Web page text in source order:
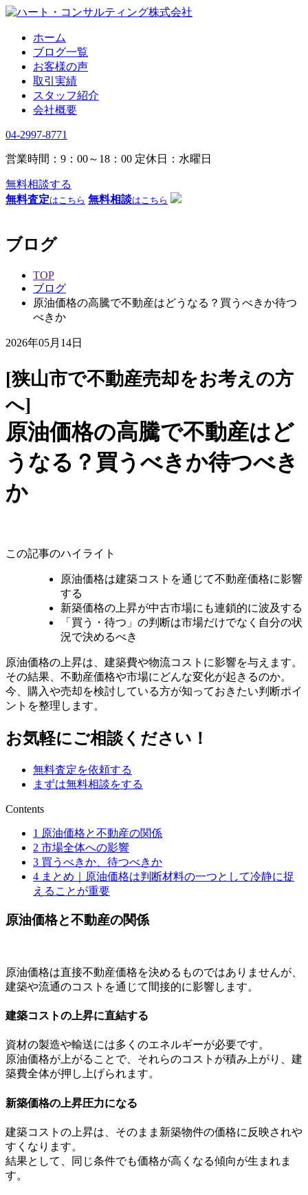
ホーム
ブログ一覧
お客様の声
取引実績
スタッフ紹介
会社概要
04-2997-8771
営業時間：9：00～18：00 定休日：水曜日
無料相談する
無料査定はこちら 無料相談はこちら
ブログ
TOP
ブログ
原油価格の高騰で不動産はどうなる？買うべきか待つ
べきか
2026年05月14日
[狭山市で不動産売却をお考えの方
へ]
原油価格の高騰で不動産はど
うなる？買うべきか待つべき
か
この記事のハイライト
原油価格は建築コストを通じて不動産価格に影響
する
新築価格の上昇が中古市場にも連鎖的に波及する
「買う・待つ」の判断は市場だけでなく自分の状
況で決めるべき
原油価格の上昇は、建築費や物流コストに影響を与えます。
その結果、不動産価格や市場にどんな変化が起きるのか。
今、購入や売却を検討している方が知っておきたい判断ポイ
ントを整理します。
お気軽にご相談ください！
無料査定を依頼する
まずは無料相談をする
Contents
1 原油価格と不動産の関係
2 市場全体への影響
3 買うべきか、待つべきか
4 まとめ｜原油価格は判断材料の一つとして冷静に捉
えることが重要
原油価格と不動産の関係
原油価格は直接不動産価格を決めるものではありませんが、
建築や流通のコストを通じて間接的に影響します。
建築コストの上昇に直結する
資材の製造や輸送には多くのエネルギーが必要です。
原油価格が上がることで、それらのコストが積み上がり、建
築費全体が押し上げられます。
新築価格の上昇圧力になる
建築コストの上昇は、そのまま新築物件の価格に反映されや
すくなります。
結果として、同じ条件でも価格が高くなる傾向が生まれま
す。